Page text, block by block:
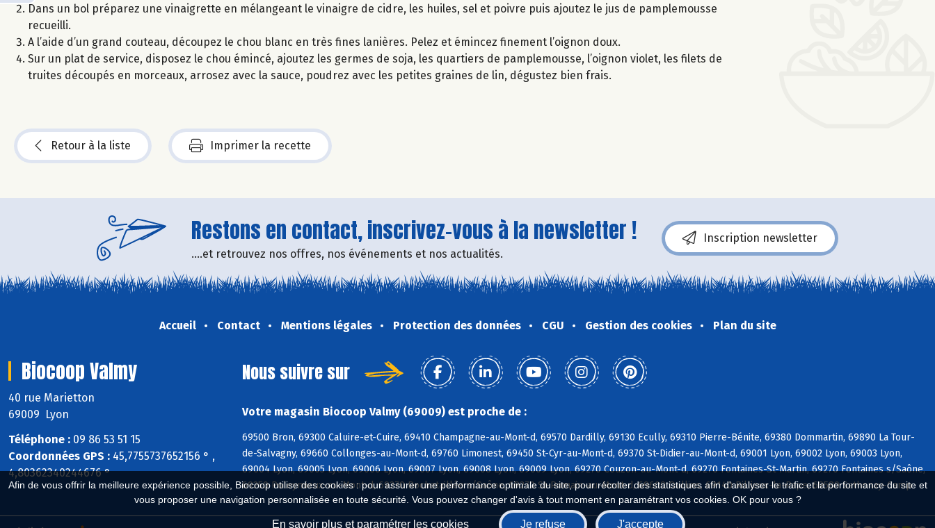
Afin de vous offrir la meilleure expérience possible, Biocoop utilise des cookies : pour assurer une performance optimale du site, pour récolter des statistiques afin d'analyser le trafic et la performance du site et
vous proposer une navigation personnalisée en toute sécurité. Vous pouvez changer d'avis à tout moment en paramétrant vos cookies. OK pour vous ?
En savoir plus et paramétrer les cookies Je refuse J'accepte
Dans un bol préparez une vinaigrette en mélangeant le vinaigre de cidre, les huiles, sel et poivre puis ajoutez le jus de pamplemousse
recueilli.
A l’aide d’un grand couteau, découpez le chou blanc en très fines lanières. Pelez et émincez finement l’oignon doux.
Sur un plat de service, disposez le chou émincé, ajoutez les germes de soja, les quartiers de pamplemousse, l’oignon violet, les filets de
truites découpés en morceaux, arrosez avec la sauce, poudrez avec les petites graines de lin, dégustez bien frais.
Retour à la liste Imprimer la recette
Restons en contact, inscrivez-vous à la newsletter !
....et retrouvez nos offres, nos événements et nos actualités.
Inscription newsletter
Accueil Contact Mentions légales Protection des données CGU Gestion des cookies Plan du site
Biocoop Valmy
40 rue Marietton
69009 Lyon
Téléphone : 09 86 53 51 15
Coordonnées GPS : 45,7755737652156 ° ,
4,80362340244676 °
Nous suivre sur
Votre magasin Biocoop Valmy (69009) est proche de :
69500 Bron, 69300 Caluire-et-Cuire, 69410 Champagne-au-Mont-d, 69570 Dardilly, 69130 Ecully, 69310 Pierre-Bénite, 69380 Dommartin, 69890 La Tour-
de-Salvagny, 69660 Collonges-au-Mont-d, 69760 Limonest, 69450 St-Cyr-au-Mont-d, 69370 St-Didier-au-Mont-d, 69001 Lyon, 69002 Lyon, 69003 Lyon,
69004 Lyon, 69005 Lyon, 69006 Lyon, 69007 Lyon, 69008 Lyon, 69009 Lyon, 69270 Couzon-au-Mont-d, 69270 Fontaines-St-Martin, 69270 Fontaines s/Saône,
69250 Poleymieux-au-Mont-d, 69270 Rochetaillée s/Saône, 69270 St-Romain-au-Mont-d, 69600 Oullins, 69140 Rillieux-la-Pape, 69580 Sathonay-Camp